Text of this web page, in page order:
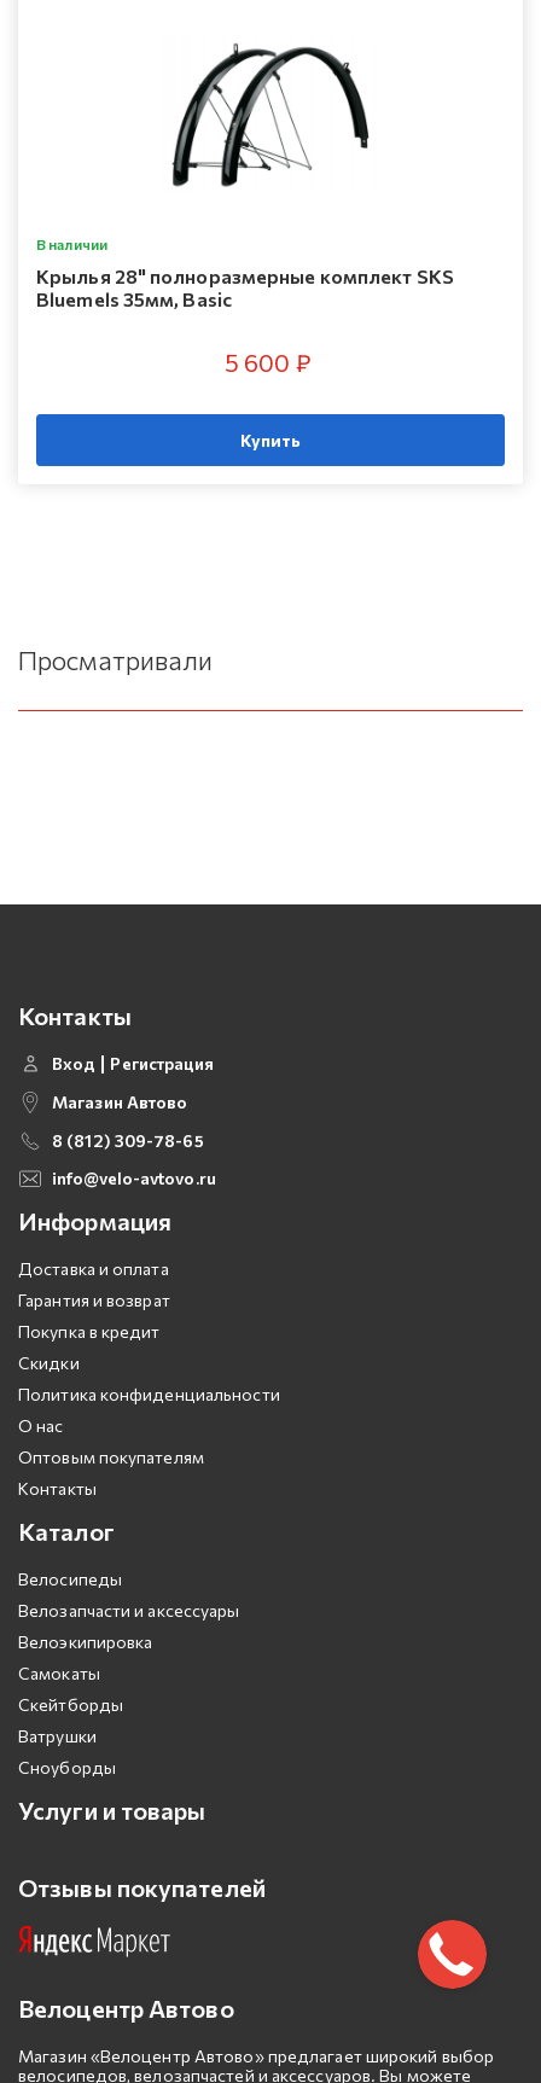
В наличии
Крылья 28" полноразмерные комплект SKS
Bluemels 35мм, Basic
5 600 ₽
Купить
Просматривали
Контакты
Вход
Регистрация
Магазин Автово
8 (812) 309-78-65
info@velo-avtovo.ru
Информация
Доставка и оплата
Гарантия и возврат
Покупка в кредит
Скидки
Политика конфиденциальности
О нас
Оптовым покупателям
Контакты
Каталог
Велосипеды
Велозапчасти и аксессуары
Велоэкипировка
Самокаты
Скейтборды
Ватрушки
Сноуборды
Услуги и товары
Отзывы покупателей
Велоцентр Автово
Магазин «Велоцентр Автово» предлагает широкий выбор
велосипедов, велозапчастей и аксессуаров. Вы можете